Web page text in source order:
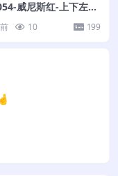
威尼斯红-上下左右
10 199